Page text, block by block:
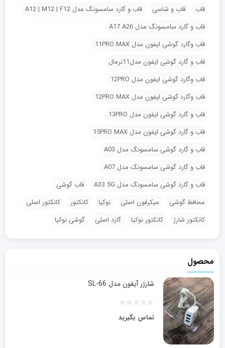
قاب
قاب و شاسی
قاب و گارد سامسونگ مدل A12 | M12 | F12
قاب و گارد سامسونگ مدل A17 A26
قاب وگارد گوشی ایفون مدل 11PRO MAX
قاب و گارد گوشی ایفون مدل11نرمال
قاب وگارد گوشی ایفون مدل 12PRO
قاب وگارد گوشی ایفون مدل 12PRO MAX
قاب و گارد گوشی ایفون مدل 13PRO
قاب و گارد گوشی ایفون مدل 15PRO MAX
قاب و گارد گوشی سامسونگ مدل A03
قاب و گارد گوشی سامسونگ مدل A07
قاب و گارد گوشی سامسونگ مدل A33 5G
قاب گوشی
محافظ گوشی
میکرفون اصلی نوکیا کانکتور
کانکتور اصلی
کانکتور شارژ
کانکتور نوکیا گارد اصلی گوشی نوکیا
محصول
شارژر آیفون مدل SL-66
تماس بگیرید